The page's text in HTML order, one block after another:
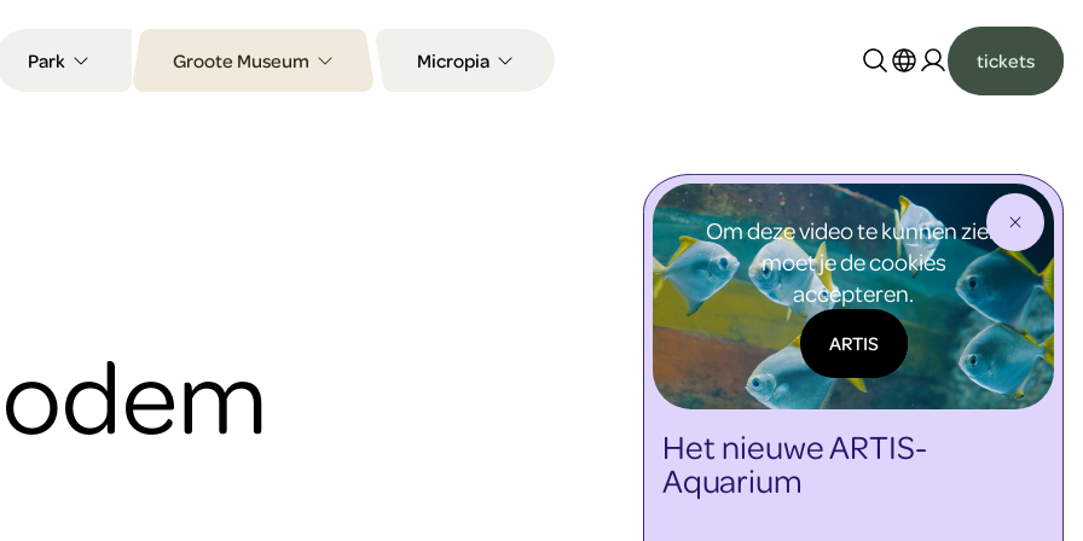
Park Groote Museum Micropia
tickets
Om deze video te kunnen zien
moet je de cookies
accepteren.
ARTIS
Het nieuwe ARTIS-
Aquarium